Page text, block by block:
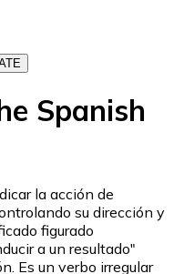
Spanish
la acción de
su dirección y
figurado
a un resultado"
Es un verbo irregular